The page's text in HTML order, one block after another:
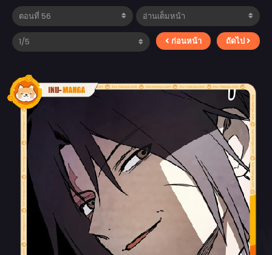
ก่อนหน้า ถัดไป